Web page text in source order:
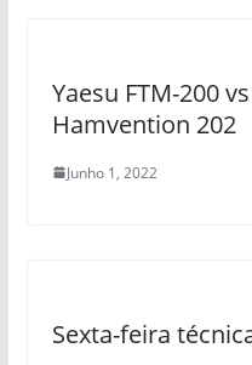
Yaesu FTM-200
Hamvention 202
Junho 1, 2022
Sexta-feira